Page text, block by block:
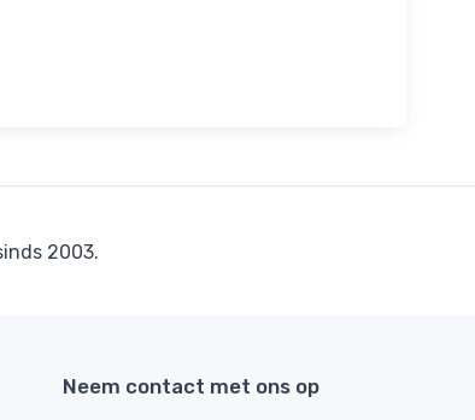
2003.
Neem contact met ons op